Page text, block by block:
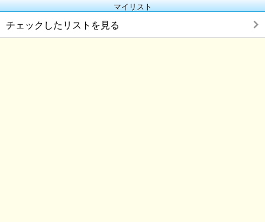
マイリスト
チェックしたリストを見る